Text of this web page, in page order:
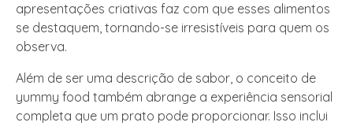
apresentações criativas faz com que esses alimentos
se destaquem, tornando-se irresistíveis para quem os
observa.
Além de ser uma descrição de sabor, o conceito de
yummy food também abrange a experiência sensorial
completa que um prato pode proporcionar. Isso inclui